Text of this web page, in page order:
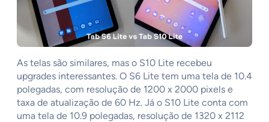
As telas são similares, mas o S10 Lite recebeu
upgrades interessantes. O S6 Lite tem uma tela de 10.4
polegadas, com resolução de 1200 x 2000 pixels e
taxa de atualização de 60 Hz. Já o S10 Lite conta com
uma tela de 10.9 polegadas, resolução de 1320 x 2112